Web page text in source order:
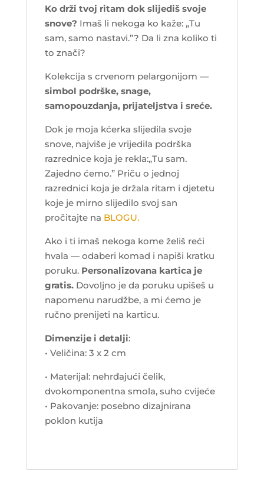
Ko drži tvoj ritam dok slijediš svoje
snove? Imaš li nekoga ko kaže: „Tu
sam, samo nastavi.”? Da li zna koliko ti
to znači?
Kolekcija s crvenom pelargonijom —
simbol podrške, snage,
samopouzdanja, prijateljstva i sreće.
Dok je moja kćerka slijedila svoje
snove, najviše je vrijedila podrška
razrednice koja je rekla:„Tu sam.
Zajedno ćemo.” Priču o jednoj
razrednici koja je držala ritam i djetetu
koje je mirno slijedilo svoj san
pročitajte na BLOGU.
Ako i ti imaš nekoga kome želiš reći
hvala — odaberi komad i napiši kratku
poruku. Personalizovana kartica je
gratis.Dovoljno je da poruku upišeš u
napomenu narudžbe, a mi ćemo je
ručno prenijeti na karticu.
Dimenzije i detalji:
• Veličina: 3 x 2 cm
• Materijal: nehrđajući čelik,
dvokomponentna smola, suho cvijeće
• Pakovanje: posebno dizajnirana
poklon kutija